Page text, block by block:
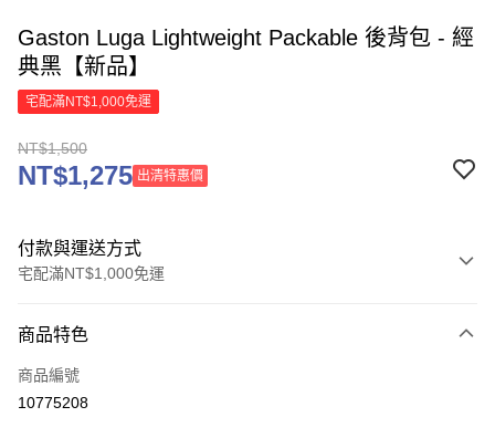
Gaston Luga Lightweight Packable 後背包 - 經
典黑【新品】
宅配滿NT$1,000免運
NT$1,500
NT$1,275 出清特惠價
付款與運送方式
宅配滿NT$1,000免運
信用卡一次付款
信用卡分期付款
商品特色
商品編號
10775208